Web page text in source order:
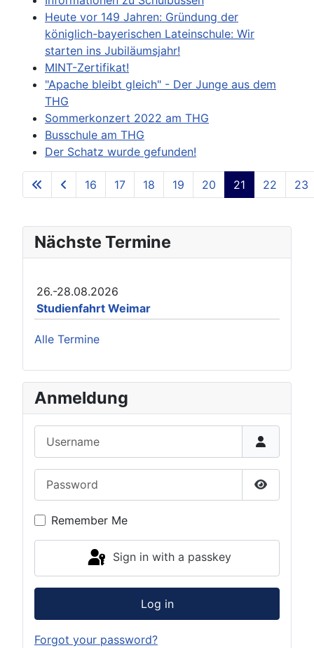
Heute vor 149 Jahren: Gründung der
königlich-bayerischen Lateinschule: Wir
starten ins Jubiläumsjahr!
MINT-Zertifikat!
"Apache bleibt gleich" - Der Junge aus dem
THG
Sommerkonzert 2022 am THG
Busschule am THG
Der Schatz wurde gefunden!
Page 21 of 38
16 17 18 19 20 21 22 23
Nächste Termine
26.-28.08.2026
Studienfahrt Weimar
Alle Termine
Anmeldung
Show
Remember Me
Sign in with a passkey
Log in
Forgot your password?